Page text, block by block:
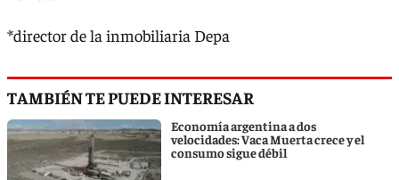
*director de la inmobiliaria Depa
TAMBIÉN TE PUEDE INTERESAR
Economía argentina a dos
velocidades: Vaca Muerta crece y el
consumo sigue débil